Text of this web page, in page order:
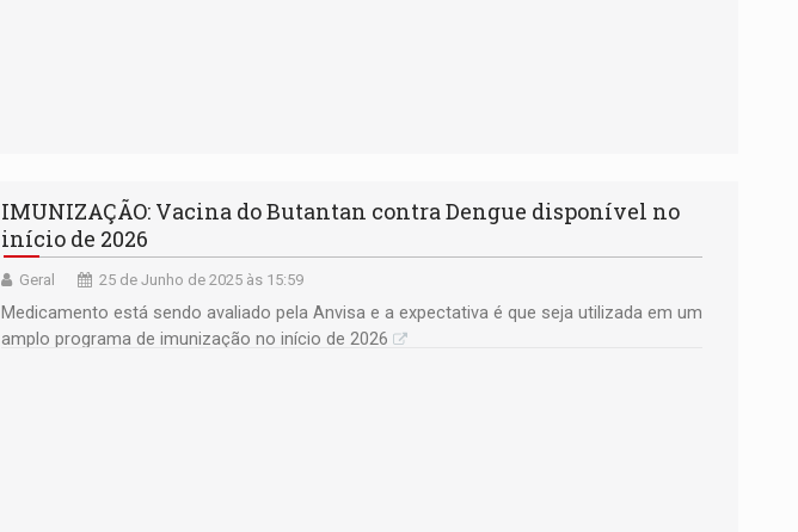
IMUNIZAÇÃO: Vacina do Butantan contra Dengue disponível no
início de 2026
Geral 25 de Junho de 2025 às 15:59
Medicamento está sendo avaliado pela Anvisa e a expectativa é que seja utilizada em um
amplo programa de imunização no início de 2026